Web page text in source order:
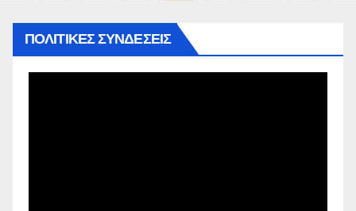
ΠΟΛΙΤΙΚΕΣ ΣΥΝΔΕΣΕΙΣ